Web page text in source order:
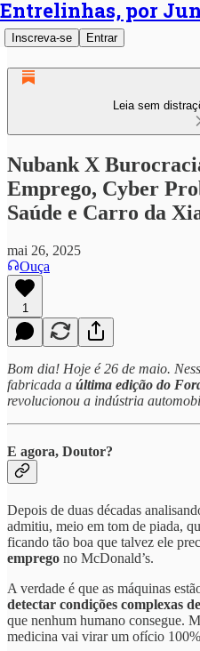
Entrelinhas, por
Inscreva-se Entrar
Leia sem
Nubank X
Emprego, Cyber
Saúde e Carro da
mai 26, 2025
Ouça
1
Bom dia! Hoje é 26 de maio.
fabricada a última edição do
revolucionou a indústria
E agora, Doutor?
Depois de duas décadas
admitiu, meio em tom de piada,
ficando tão boa que talvez ele
emprego no McDonald’s.
A verdade é que as máquinas
detectar condições complexas
que nenhum humano consegue.
medicina vai virar um ofício